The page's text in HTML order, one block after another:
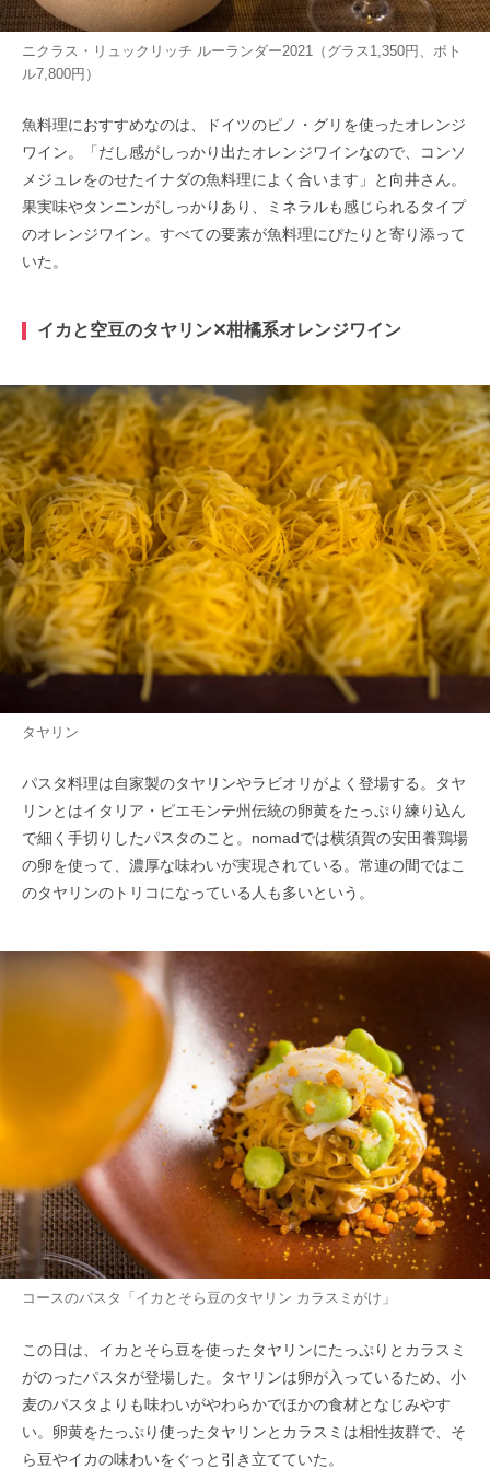
ニクラス・リュックリッチ ルーランダー2021（グラス1,350円、ボト
ル7,800円）
魚料理におすすめなのは、ドイツのピノ・グリを使ったオレンジ
ワイン。「だし感がしっかり出たオレンジワインなので、コンソ
メジュレをのせたイナダの魚料理によく合います」と向井さん。
果実味やタンニンがしっかりあり、ミネラルも感じられるタイプ
のオレンジワイン。すべての要素が魚料理にぴたりと寄り添って
いた。
イカと空豆のタヤリン✕柑橘系オレンジワイン
タヤリン
パスタ料理は自家製のタヤリンやラビオリがよく登場する。タヤ
リンとはイタリア・ピエモンテ州伝統の卵黄をたっぷり練り込ん
で細く手切りしたパスタのこと。nomadでは横須賀の安田養鶏場
の卵を使って、濃厚な味わいが実現されている。常連の間ではこ
のタヤリンのトリコになっている人も多いという。
コースのパスタ「イカとそら豆のタヤリン カラスミがけ」
この日は、イカとそら豆を使ったタヤリンにたっぷりとカラスミ
がのったパスタが登場した。タヤリンは卵が入っているため、小
麦のパスタよりも味わいがやわらかでほかの食材となじみやす
い。卵黄をたっぷり使ったタヤリンとカラスミは相性抜群で、そ
ら豆やイカの味わいをぐっと引き立てていた。